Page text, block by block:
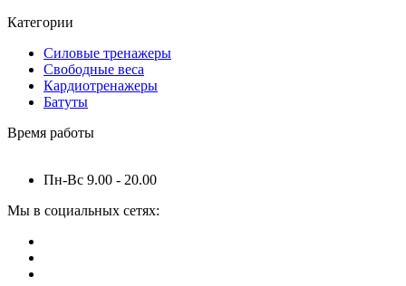
Категории
Силовые тренажеры
Свободные веса
Кардиотренажеры
Батуты
Время работы
Пн-Вс 9.00 - 20.00
Мы в социальных сетях: